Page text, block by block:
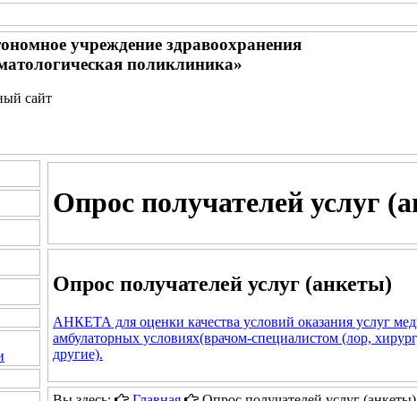
учреждение здравоохранения
поликлиника»
сайт
Опрос получателей услуг
Опрос получателей услуг (анкеты)
АНКЕТА для оценки качества условий оказания услуг
амбулаторных условиях(врачом-специалистом (лор,
другие).